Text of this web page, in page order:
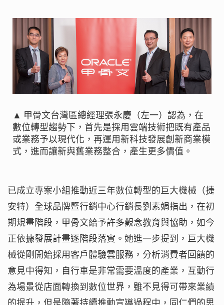
▲ 甲骨文台灣區總經理張永慶（左一）認為，在
數位轉型趨勢下，首先是採用雲端技術把既有產品
或業務予以現代化，再運用新科技發展創新商業模
式，進而讓新與舊業務整合，產生更多價值。
已成立專案小組推動近三年數位轉型的巨大機械（捷
安特）全球品牌暨行銷中心行銷長劉素娟指出，在初
期規畫階段，甲骨文給予許多觀念教育與協助，如今
正依據發展計畫逐階段落實。她進一步提到，巨大機
械從剛開始採用客戶體驗雲服務，分析消費者回饋的
意見中得知，自行車是非常需要溫度的產業，互動行
為場景從店面轉換到數位世界，雖不見得可帶來業績
的提升，但是隨著持續推動宣導過程中，同仁們的思